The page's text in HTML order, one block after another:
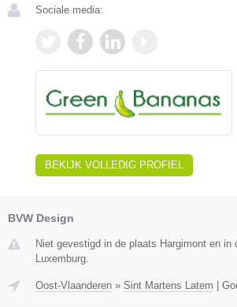
Sociale media:
BEKIJK VOLLEDIG PROFIEL
BVW Design
Niet gevestigd in de plaats Hargimont en in
Luxemburg.
Oost-Vlaanderen » Sint Martens Latem